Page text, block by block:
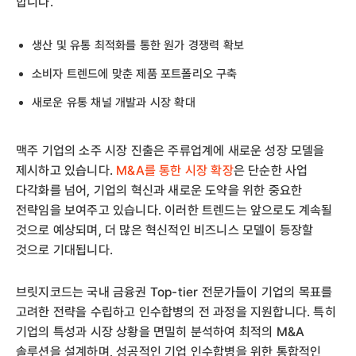
생산 및 유통 최적화를 통한 원가 경쟁력 확보
소비자 트렌드에 맞춘 제품 포트폴리오 구축
새로운 유통 채널 개발과 시장 확대
맥주 기업의 소주 시장 진출은 주류업계에 새로운 성장 모델을
제시하고 있습니다. M&A를 통한 시장 확장은 단순한 사업
다각화를 넘어, 기업의 혁신과 새로운 도약을 위한 중요한
전략임을 보여주고 있습니다. 이러한 트렌드는 앞으로도 계속될
것으로 예상되며, 더 많은 혁신적인 비즈니스 모델이 등장할
것으로 기대됩니다.
브릿지코드는 국내 금융권 Top-tier 전문가들이 기업의 목표를
고려한 전략을 수립하고 인수합병의 전 과정을 지원합니다. 특히
기업의 특성과 시장 상황을 면밀히 분석하여 최적의 M&A
솔루션을 설계하며, 성공적인 기업 인수합병을 위한 통합적인